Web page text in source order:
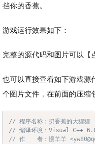
挡你的香蕉。
游戏运行效果如下：
完整的源代码和图片可以【
也可以直接查看如下游戏源
个图片文件，在前面的压缩
// 程序名称：扔香蕉的大猩猩
// 编译环境：Visual C++
// 作　　者：慢羊羊